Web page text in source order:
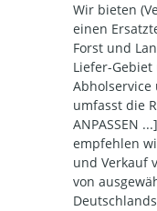
Wir bieten
einen
Forst und
Liefer-
Abholservice
umfasst die
ANPASSEN
empfehlen
und Verkauf
von